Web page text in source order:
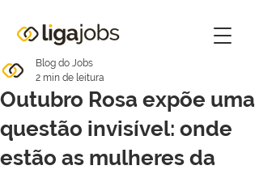
Outubro Rosa expõe uma
questão invisível: onde
estão as mulheres da
Blog do Jobs
2 min de leitura